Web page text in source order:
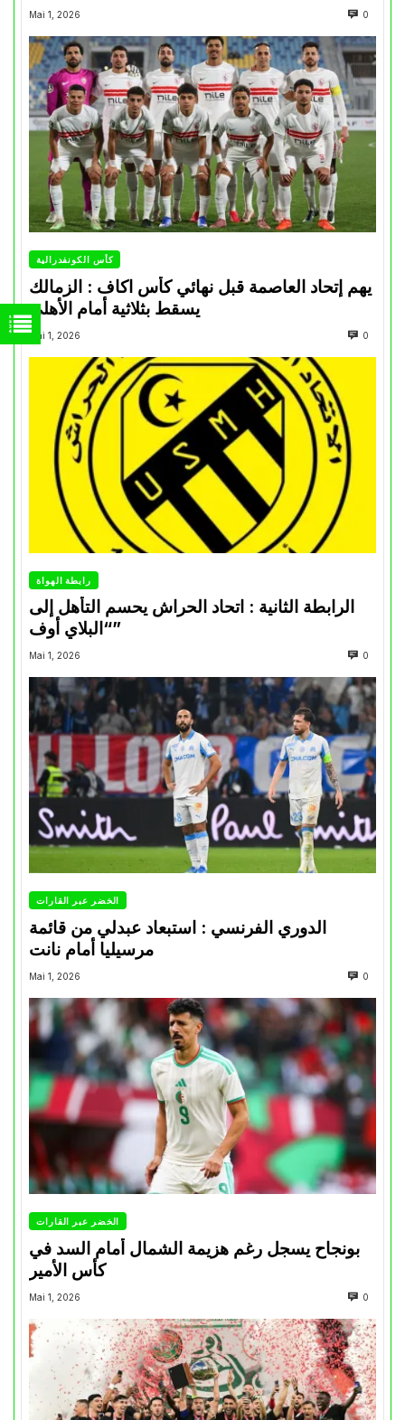
Mai 1, 2026 0
كأس الكونفدرالية
يهم إتحاد العاصمة قبل نهائي كأس اكاف : الزمالك
Mai 1, 2026 0
رابطة الهواة
الرابطة الثانية : اتحاد الحراش يحسم التأهل إلى
“البلاي أوف”
Mai 1, 2026 0
الخضر عبر القارات
الدوري الفرنسي : استبعاد عبدلي من قائمة
مرسيليا أمام نانت
Mai 1, 2026 0
الخضر عبر القارات
بونجاح يسجل رغم هزيمة الشمال أمام السد في
كأس الأمير
Mai 1, 2026 0